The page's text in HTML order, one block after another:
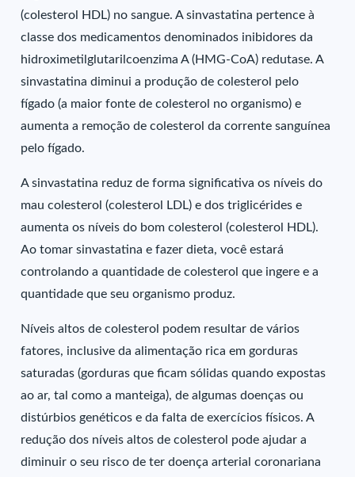
(colesterol HDL) no sangue. A sinvastatina pertence à
classe dos medicamentos denominados inibidores da
hidroximetilglutarilcoenzima A (HMG-CoA) redutase. A
sinvastatina diminui a produção de colesterol pelo
fígado (a maior fonte de colesterol no organismo) e
aumenta a remoção de colesterol da corrente sanguínea
pelo fígado.
A sinvastatina reduz de forma significativa os níveis do
mau colesterol (colesterol LDL) e dos triglicérides e
aumenta os níveis do bom colesterol (colesterol HDL).
Ao tomar sinvastatina e fazer dieta, você estará
controlando a quantidade de colesterol que ingere e a
quantidade que seu organismo produz.
Níveis altos de colesterol podem resultar de vários
fatores, inclusive da alimentação rica em gorduras
saturadas (gorduras que ficam sólidas quando expostas
ao ar, tal como a manteiga), de algumas doenças ou
distúrbios genéticos e da falta de exercícios físicos. A
redução dos níveis altos de colesterol pode ajudar a
diminuir o seu risco de ter doença arterial coronariana